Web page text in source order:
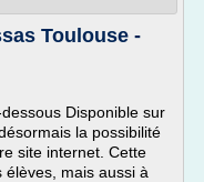
Toulouse -
Disponible sur
la possibilité
site internet. Cette
élèves, mais aussi à